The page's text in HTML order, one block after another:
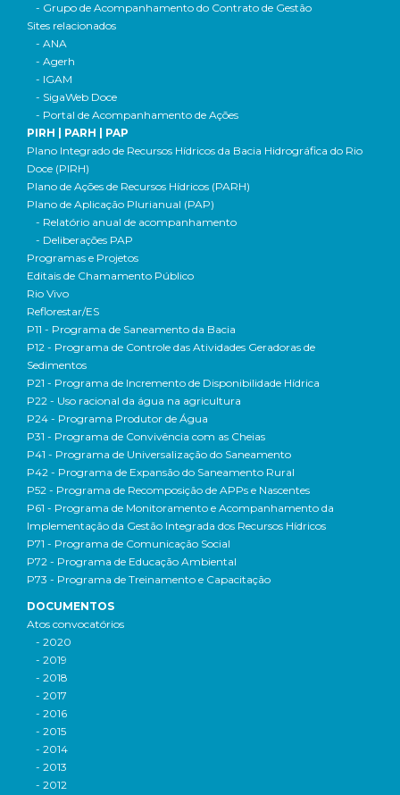
- Grupo de Acompanhamento do Contrato de Gestão
Sites relacionados
- ANA
- Agerh
- IGAM
- SigaWeb Doce
- Portal de Acompanhamento de Ações
PIRH | PARH | PAP
Plano Integrado de Recursos Hídricos da Bacia Hidrográfica do Rio
Doce (PIRH)
Plano de Ações de Recursos Hídricos (PARH)
Plano de Aplicação Plurianual (PAP)
- Relatório anual de acompanhamento
- Deliberações PAP
Programas e Projetos
Editais de Chamamento Público
Rio Vivo
Reflorestar/ES
P11 - Programa de Saneamento da Bacia
P12 - Programa de Controle das Atividades Geradoras de
Sedimentos
P21 - Programa de Incremento de Disponibilidade Hídrica
P22 - Uso racional da água na agricultura
P24 - Programa Produtor de Água
P31 - Programa de Convivência com as Cheias
P41 - Programa de Universalização do Saneamento
P42 - Programa de Expansão do Saneamento Rural
P52 - Programa de Recomposição de APPs e Nascentes
P61 - Programa de Monitoramento e Acompanhamento da
Implementação da Gestão Integrada dos Recursos Hídricos
P71 - Programa de Comunicação Social
P72 - Programa de Educação Ambiental
P73 - Programa de Treinamento e Capacitação
DOCUMENTOS
Atos convocatórios
- 2020
- 2019
- 2018
- 2017
- 2016
- 2015
- 2014
- 2013
- 2012